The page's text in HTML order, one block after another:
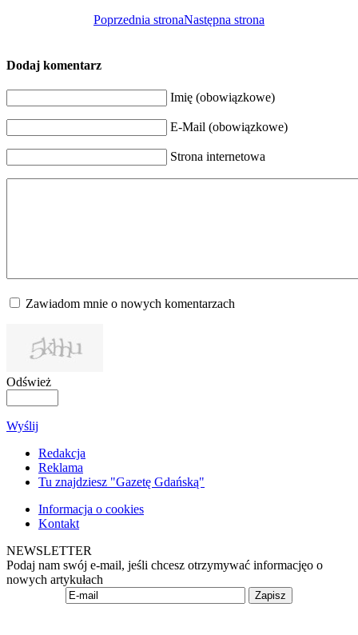
Poprzednia stronaNastępna strona
Dodaj komentarz
Imię (obowiązkowe)
E-Mail (obowiązkowe)
Strona internetowa
Zawiadom mnie o nowych komentarzach
Odśwież
Wyślij
Redakcja
Reklama
Tu znajdziesz "Gazetę Gdańską"
Informacja o cookies
Kontakt
NEWSLETTER
Podaj nam swój e-mail, jeśli chcesz otrzymywać informacjęo o
nowych artykułach
Zapisz